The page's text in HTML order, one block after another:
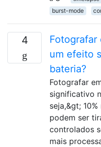
burst-mode
4
Fotografar
um efeito
bateria?
Fotografar
significativo
seja,&gt;
podem ser
controlados
mais